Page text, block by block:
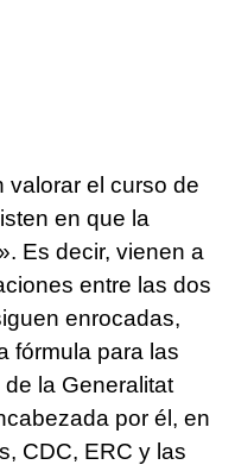
valorar el curso de
en que la
Es decir, vienen a
entre las dos
enrocadas,
fórmula para las
la Generalitat
por él, en
CDC, ERC y las